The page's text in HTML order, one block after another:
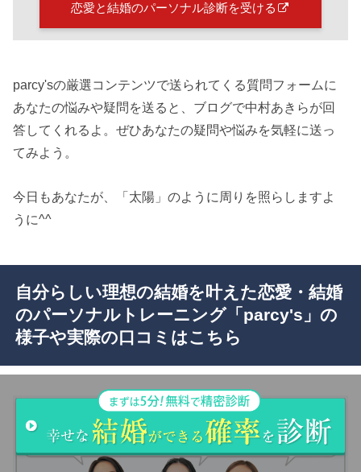
恋愛と結婚のパーソナル診断を受ける
parcy'sの厳選コンテンツで送られてくる質問フォームに
あなたの悩みや疑問を送ると、ブログで中村あきらが回
答してくれるよ。ぜひあなたの疑問や悩みを気軽に送っ
てみよう。
今日もあなたが、「太陽」のように周りを照らしますよ
うに^^
自分らしい理想の結婚を叶えた恋愛・結婚
のパーソナルトレーニング「parcy's」の
様子や実際の口コミはこちら